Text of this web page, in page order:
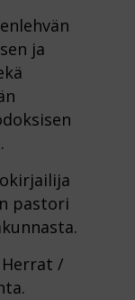
ja
pastori
/